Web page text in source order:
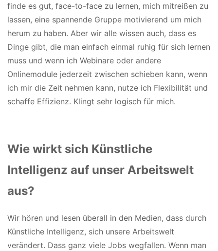
finde es gut, face-to-face zu lernen, mich mitreißen zu
lassen, eine spannende Gruppe motivierend um mich
herum zu haben. Aber wir alle wissen auch, dass es
Dinge gibt, die man einfach einmal ruhig für sich lernen
muss und wenn ich Webinare oder andere
Onlinemodule jederzeit zwischen schieben kann, wenn
ich mir die Zeit nehmen kann, nutze ich Flexibilität und
schaffe Effizienz. Klingt sehr logisch für mich.
Wie wirkt sich Künstliche
Intelligenz auf unser Arbeitswelt
aus?
Wir hören und lesen überall in den Medien, dass durch
Künstliche Intelligenz, sich unsere Arbeitswelt
verändert. Dass ganz viele Jobs wegfallen. Wenn man